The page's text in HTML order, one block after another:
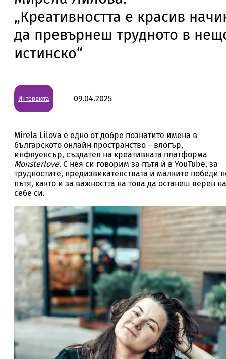
„Креативността е красив
да превърнеш трудното в
истинско“
Интервюта 09.04.2025
Mirela Lilova е едно от добре познатите имена в
българското онлайн пространство – влогър,
инфлуенсър, създател на креативната платформа
Monsterlove. С нея си говорим за пътя ѝ в YouTube, за
трудностите, предизвикателствата и малките победи
пътя, както и за важността на това да останеш верен на
себе си.